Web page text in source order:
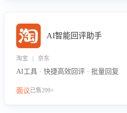
AI智能回评助手
淘宝 | 京东
AI工具 · 快捷高效回评 · 批量回复
面议已售299+